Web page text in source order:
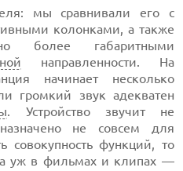
мы сравнивали его с
колонками, а также
более габаритными
направленности. На
начинает несколько
громкий звук адекватен
. Устройство звучит не
не совсем для
совокупность функций, то
а уж в фильмах и клипах —